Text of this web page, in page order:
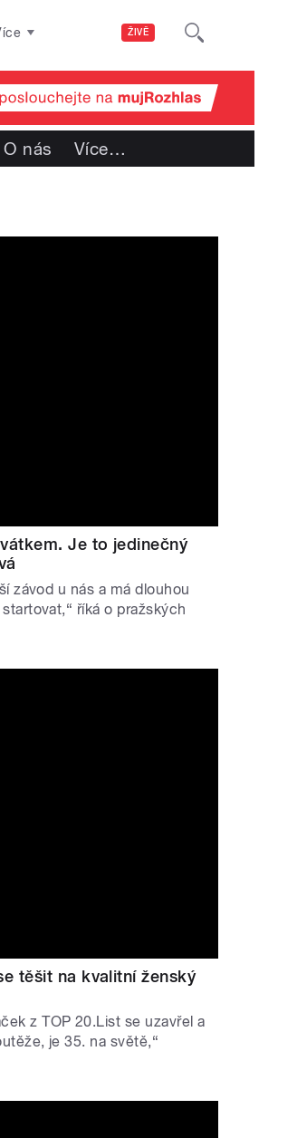
ŽIVĚ
O nás Více…
Je to jedinečný
závod u nás a má dlouhou
říká o pražských
těšit na kvalitní ženský
z TOP 20.List se uzavřel a
je 35. na světě,“